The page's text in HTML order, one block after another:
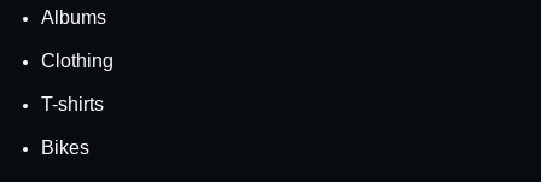
Albums
Clothing
T-shirts
Bikes